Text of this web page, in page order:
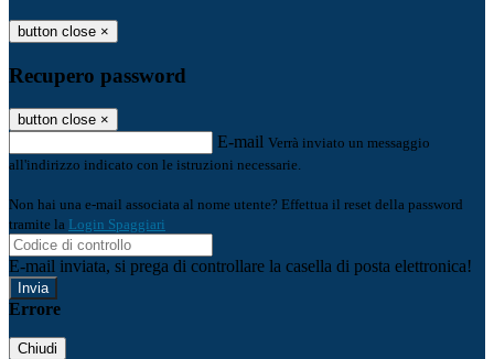
button close ×
Recupero password
button close ×
E-mail Verrà inviato un messaggio
all'indirizzo indicato con le istruzioni necessarie.
Non hai una e-mail associata al nome utente? Effettua il reset della password
tramite la Login Spaggiari
E-mail inviata, si prega di controllare la casella di posta elettronica!
Errore
Chiudi